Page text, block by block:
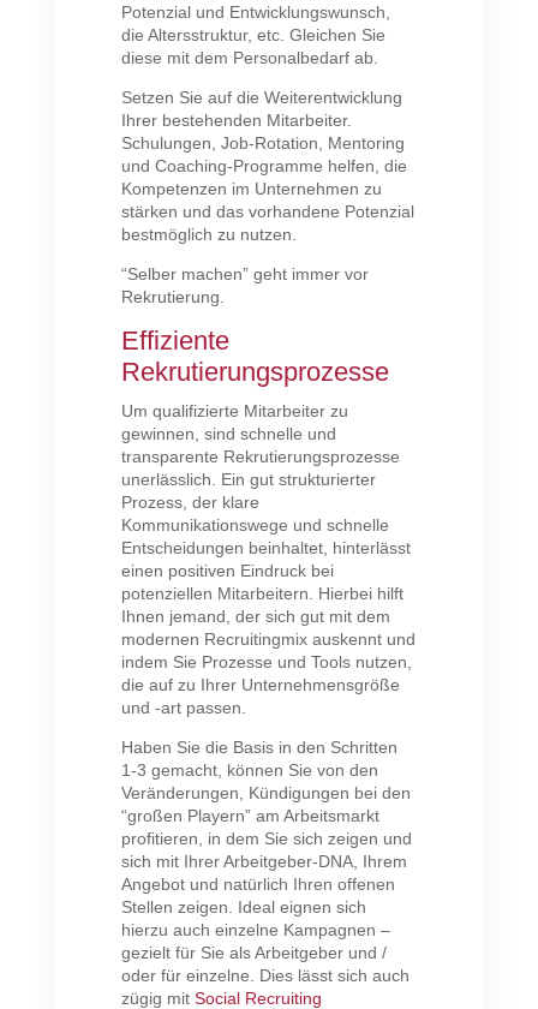
Potenzial und Entwicklungswunsch,
die Altersstruktur, etc. Gleichen Sie
diese mit dem Personalbedarf ab.
Setzen Sie auf die Weiterentwicklung
Ihrer bestehenden Mitarbeiter.
Schulungen, Job-Rotation, Mentoring
und Coaching-Programme helfen, die
Kompetenzen im Unternehmen zu
stärken und das vorhandene Potenzial
bestmöglich zu nutzen.
“Selber machen” geht immer vor
Rekrutierung.
Effiziente
Rekrutierungsprozesse
Um qualifizierte Mitarbeiter zu
gewinnen, sind schnelle und
transparente Rekrutierungsprozesse
unerlässlich. Ein gut strukturierter
Prozess, der klare
Kommunikationswege und schnelle
Entscheidungen beinhaltet, hinterlässt
einen positiven Eindruck bei
potenziellen Mitarbeitern. Hierbei hilft
Ihnen jemand, der sich gut mit dem
modernen Recruitingmix auskennt und
indem Sie Prozesse und Tools nutzen,
die auf zu Ihrer Unternehmensgröße
und -art passen.
Haben Sie die Basis in den Schritten
1-3 gemacht, können Sie von den
Veränderungen, Kündigungen bei den
“großen Playern” am Arbeitsmarkt
profitieren, in dem Sie sich zeigen und
sich mit Ihrer Arbeitgeber-DNA, Ihrem
Angebot und natürlich Ihren offenen
Stellen zeigen. Ideal eignen sich
hierzu auch einzelne Kampagnen –
gezielt für Sie als Arbeitgeber und /
oder für einzelne. Dies lässt sich auch
zügig mit Social Recruiting